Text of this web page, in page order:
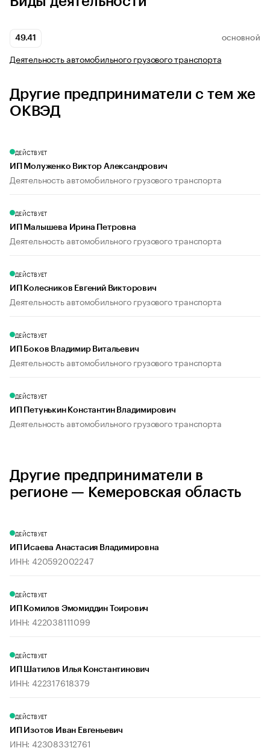
49.41 ОСНОВНОЙ
Деятельность автомобильного грузового транспорта
Другие предприниматели с тем же
ОКВЭД
ДЕЙСТВУЕТ
ИП Молуженко Виктор Александрович
Деятельность автомобильного грузового транспорта
ДЕЙСТВУЕТ
ИП Малышева Ирина Петровна
Деятельность автомобильного грузового транспорта
ДЕЙСТВУЕТ
ИП Колесников Евгений Викторович
Деятельность автомобильного грузового транспорта
ДЕЙСТВУЕТ
ИП Боков Владимир Витальевич
Деятельность автомобильного грузового транспорта
ДЕЙСТВУЕТ
ИП Петунькин Константин Владимирович
Деятельность автомобильного грузового транспорта
Другие предприниматели в
регионе — Кемеровская область
ДЕЙСТВУЕТ
ИП Исаева Анастасия Владимировна
ИНН: 420592002247
ДЕЙСТВУЕТ
ИП Комилов Эмомиддин Тоирович
ИНН: 422038111099
ДЕЙСТВУЕТ
ИП Шатилов Илья Константинович
ИНН: 422317618379
ДЕЙСТВУЕТ
ИП Изотов Иван Евгеньевич
ИНН: 423083312761